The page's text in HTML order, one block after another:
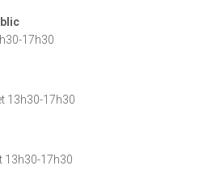
17h30
13h30-17h30
13h30-17h30